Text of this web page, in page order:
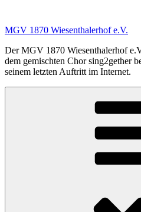
springen
MGV 1870 Wiesenthalerhof e.V.
Der MGV 1870 Wiesenthalerhof
dem gemischten Chor sing2gether
seinem letzten Auftritt im Internet.